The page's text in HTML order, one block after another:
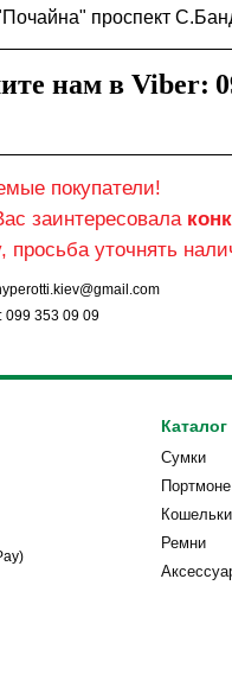
проспект
нам в Viber:
покупатели!
заинтересовала
просьба уточнять
099 353 09 09
Каталог
Сумки
Портмоне
Кошельки
Ремни